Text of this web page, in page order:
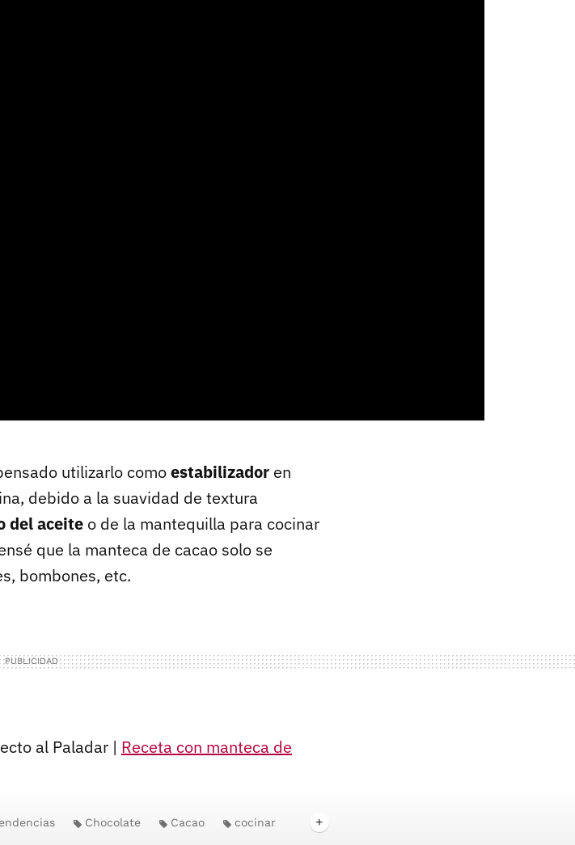
utilizarlo comoestabilizador en
debido a la suavidad de textura
del aceite o de la mantequilla para cocinar
que la manteca de cacao solo se
bombones, etc.
al Paladar | Receta con manteca de
Chocolate Cacao
cocinar